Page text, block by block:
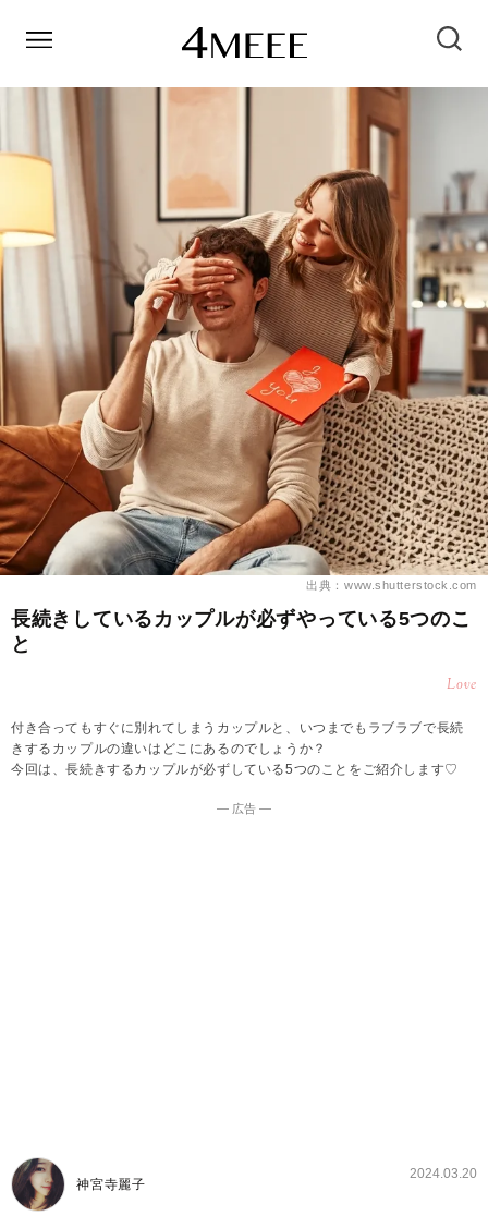
出典：www.shutterstock.com
長続きしているカップルが必ずやっている5つのこ
と
Love
付き合ってもすぐに別れてしまうカップルと、いつまでもラブラブで長続
きするカップルの違いはどこにあるのでしょうか？
今回は、長続きするカップルが必ずしている5つのことをご紹介します♡
― 広告 ―
神宮寺麗子
2024.03.20